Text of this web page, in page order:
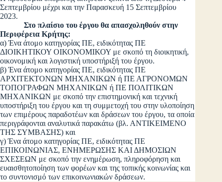
Σεπτεμβρίου μέχρι και την Παρασκευή 15 Σεπτεμβρίου
2023.
Στο πλαίσιο του έργου θα απασχοληθούν στην
Περιφέρεια Κρήτης:
α) Ένα άτομο κατηγορίας ΠΕ, ειδικότητας ΠΕ
ΔΙΟΙΚΗΤΙΚΟΥ ΟΙΚΟΝΟΜΙΚΟΥ με σκοπό τη διοικητική,
οικονομική και λογιστική υποστήριξή του έργου.
β) Ένα άτομο κατηγορίας ΠΕ, ειδικότητας ΠΕ
ΑΡΧΙΤΕΚΤΟΝΩΝ ΜΗΧΑΝΙΚΩΝ ή ΠΕ ΑΓΡΟΝΟΜΩΝ
ΤΟΠΟΓΡΑΦΩΝ ΜΗΧΑΝΙΚΩΝ ή ΠΕ ΠΟΛΙΤΙΚΩΝ
ΜΗΧΑΝΙΚΩΝ με σκοπό την επιστημονική και τεχνική
υποστήριξη του έργου και τη συμμετοχή του στην υλοποίηση
των επιμέρους παραδοτέων και δράσεων του έργου, τα οποία
περιγράφονται αναλυτικά παρακάτω (βλ. ΑΝΤΙΚΕΙΜΕΝΟ
ΤΗΣ ΣΥΜΒΑΣΗΣ) και
γ) Ένα άτομο κατηγορίας ΠΕ, ειδικότητας ΠΕ
ΕΠΙΚΟΙΝΩΝΙΑΣ, ΕΝΗΜΕΡΩΣΗΣ ΚΑΙ ΔΗΜΟΣΙΩΝ
ΣΧΕΣΕΩΝ με σκοπό την ενημέρωση, πληροφόρηση και
ευαισθητοποίηση των φορέων και της τοπικής κοινωνίας και
το συντονισμό των επικοινωνιακών δράσεων.